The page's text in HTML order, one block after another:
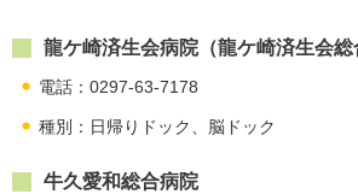
龍ケ崎済生会病院（龍ケ崎済生会総
電話：0297-63-7178
種別：日帰りドック、脳ドック
牛久愛和総合病院